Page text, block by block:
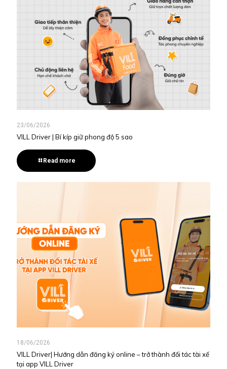
23/06/2026
VILL Driver | Bí kíp giữ phong độ 5 sao
Read more
18/06/2026
VILL Driver| Hướng dẫn đăng ký online – trở thành đối tác tài xế
tại app VILL Driver